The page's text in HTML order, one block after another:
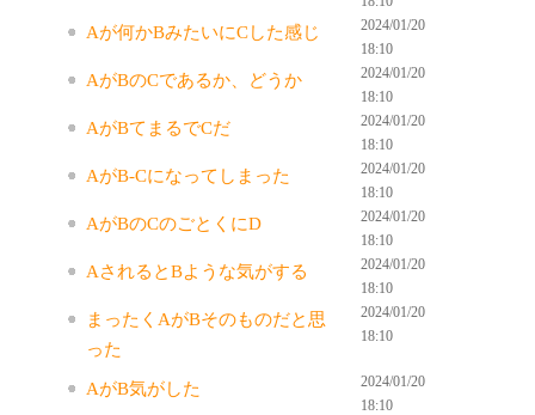
Aが何かBみたいにCした感じ
2024/01/20
18:10
AがBのCであるか、どうか
2024/01/20
18:10
AがBてまるでCだ
2024/01/20
18:10
AがB-Cになってしまった
2024/01/20
18:10
AがBのCのごとくにD
2024/01/20
18:10
AされるとBような気がする
2024/01/20
18:10
まったくAがBそのものだと思
った
2024/01/20
18:10
AがB気がした
2024/01/20
18:10